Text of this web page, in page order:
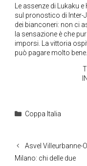
Le assenze di Lukaku
sul pronostico di Inter-
dei bianconeri: non ci
la sensazione è che
imporsi. La vittoria
può pagare molto bene.
Categorie
Coppa Italia
Asvel Villeurbanne-
Milano: chi delle due